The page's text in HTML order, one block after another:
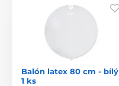
Balón latex 80 cm - bílý
1 ks